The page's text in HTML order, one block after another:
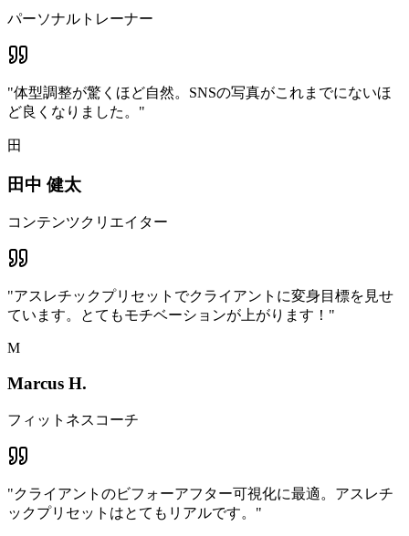
パーソナルトレーナー
"体型調整が驚くほど自然。SNSの写真がこれまでにないほ
ど良くなりました。 "
田
田中 健太
コンテンツクリエイター
"アスレチックプリセットでクライアントに変身目標を見せ
ています。とてもモチベーションが上がります！ "
M
Marcus H.
フィットネスコーチ
"クライアントのビフォーアフター可視化に最適。アスレチ
ックプリセットはとてもリアルです。 "